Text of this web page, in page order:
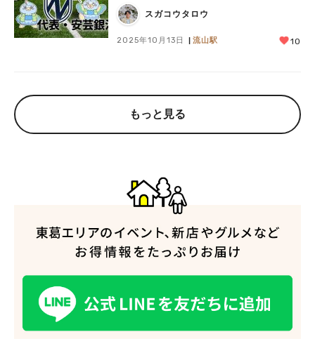
スガコウタロウ
2025年10月13日 流山駅 10
もっと見る
#カフェ#スイーツ
#教えたい／教えて投稿記事